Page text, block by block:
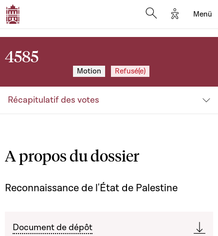
Options
Menü
4585
Motion Refusé(e)
Récapitulatif des votes
A propos du dossier
Reconnaissance de l'État de Palestine
Document de dépôt